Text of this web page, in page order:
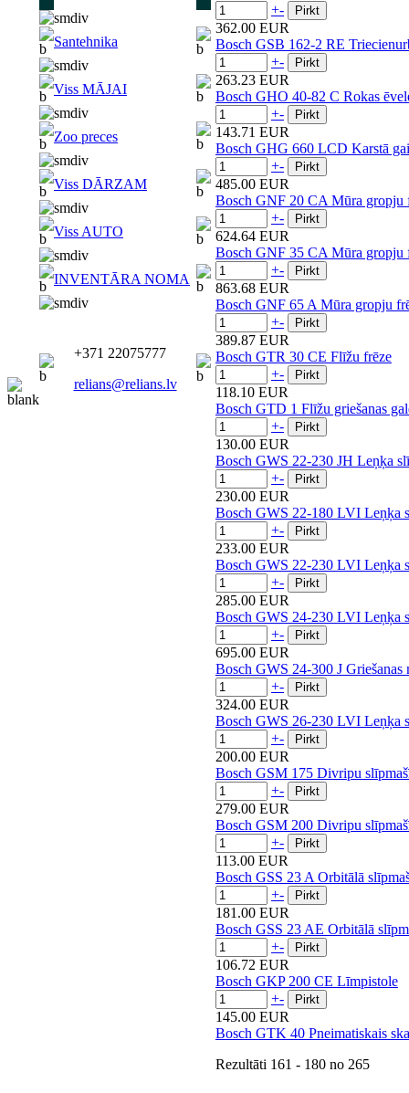
Santehnika
Viss MĀJAI
Zoo preces
Viss DĀRZAM
Viss AUTO
INVENTĀRA NOMA
+371 22075777
relians@relians.lv
+-
362.00 EUR
Bosch GSB 162-2 RE
+-
263.23 EUR
Bosch GHO 40-82 C Rokas
+-
143.71 EUR
Bosch GHG 660 LCD Karstā
+-
485.00 EUR
Bosch GNF 20 CA Mūra gropju
+-
624.64 EUR
Bosch GNF 35 CA Mūra gropju
+-
863.68 EUR
Bosch GNF 65 A Mūra gropju
+-
389.87 EUR
Bosch GTR 30 CE Flīžu frēze
+-
118.10 EUR
Bosch GTD 1 Flīžu griešanas
+-
130.00 EUR
Bosch GWS 22-230 JH Leņķa
+-
230.00 EUR
Bosch GWS 22-180 LVI Leņķa
+-
233.00 EUR
Bosch GWS 22-230 LVI Leņķa
+-
285.00 EUR
Bosch GWS 24-230 LVI Leņķa
+-
695.00 EUR
Bosch GWS 24-300 J Griešanas
+-
324.00 EUR
Bosch GWS 26-230 LVI Leņķa
+-
200.00 EUR
Bosch GSM 175 Divripu
+-
279.00 EUR
Bosch GSM 200 Divripu
+-
113.00 EUR
Bosch GSS 23 A Orbitālā
+-
181.00 EUR
Bosch GSS 23 AE Orbitālā
+-
106.72 EUR
Bosch GKP 200 CE Līmpistole
+-
145.00 EUR
Bosch GTK 40 Pneimatiskais
Rezultāti 161 - 180 no 265